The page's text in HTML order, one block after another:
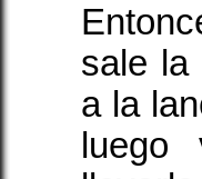
sale la
a la
luego